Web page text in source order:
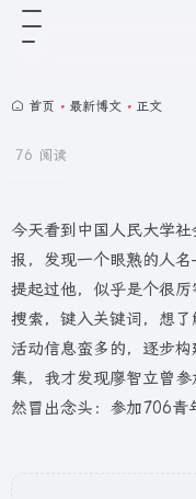
首页 • 最新博文 • 正文
76 阅读
今天看到中国人民大学
报，发现一个眼熟的人
提起过他，似乎是个很
搜索，键入关键词，想
活动信息蛮多的，逐步
集，我才发现廖智立曾
然冒出念头：参加706